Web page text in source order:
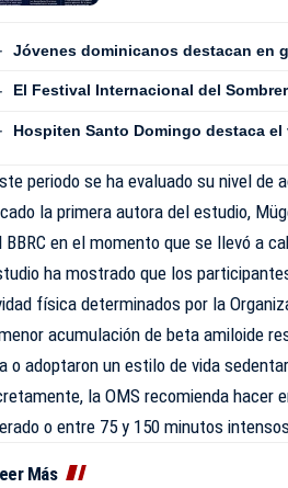
Jóvenes dominicanos destacan en
El Festival Internacional del
Hospiten Santo Domingo destaca
periodo se ha evaluado su nivel de
la primera autora del estudio,
BBRC en el momento que se llevó a
ha mostrado que los
física determinados por la
acumulación de beta amiloide
o adoptaron un estilo de vida
la OMS recomienda hacer
o entre 75 y 150 minutos
Más